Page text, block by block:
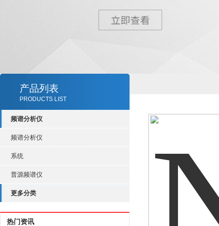
产品列表
PRODUCTS LIST
频谱分析仪
频谱分析仪
系统
普源频谱仪
更多分类
热门资讯